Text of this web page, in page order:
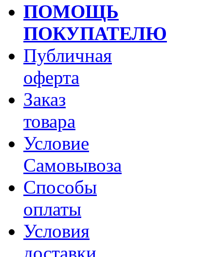
ПОМОЩЬ
ПОКУПАТЕЛЮ
Публичная
оферта
Заказ
товара
Условие
Самовывоза
Способы
оплаты
Условия
доставки